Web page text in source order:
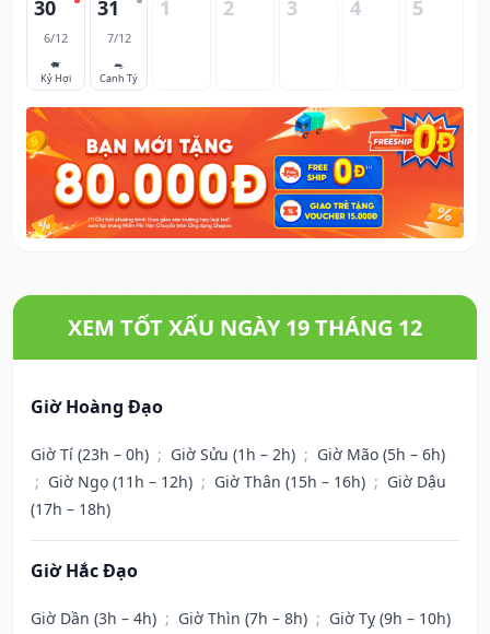
30
6/12
🐖
Kỷ Hợi
31
7/12
🐀
Canh Tý
1 2 3 4 5
XEM TỐT XẤU NGÀY 19 THÁNG 12
Giờ Hoàng Đạo
Giờ Tí (23h – 0h) ; Giờ Sửu (1h – 2h) ; Giờ Mão (5h – 6h)
; Giờ Ngọ (11h – 12h) ; Giờ Thân (15h – 16h) ; Giờ Dậu
(17h – 18h)
Giờ Hắc Đạo
Giờ Dần (3h – 4h) ; Giờ Thìn (7h – 8h) ; Giờ Tỵ (9h – 10h)